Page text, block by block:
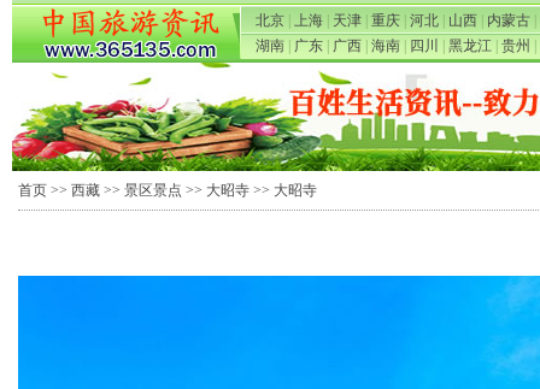
北京 上海 天津 重庆 河北 山西 内蒙古
湖南
广东 广西 海南 四川 黑龙江 贵州
首页 >> 西藏 >> 景区景点 >> 大昭寺 >> 大昭寺